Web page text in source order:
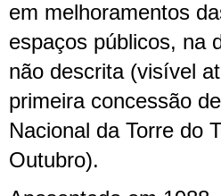
em melhoramentos
espaços públicos, na
não descrita (visível
primeira concessão
Nacional da Torre do
Outubro).